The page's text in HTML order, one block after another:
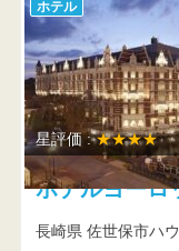
ホテル
星評価 :★★★★
ホテルヨーロ
長崎県 佐世保市ハ